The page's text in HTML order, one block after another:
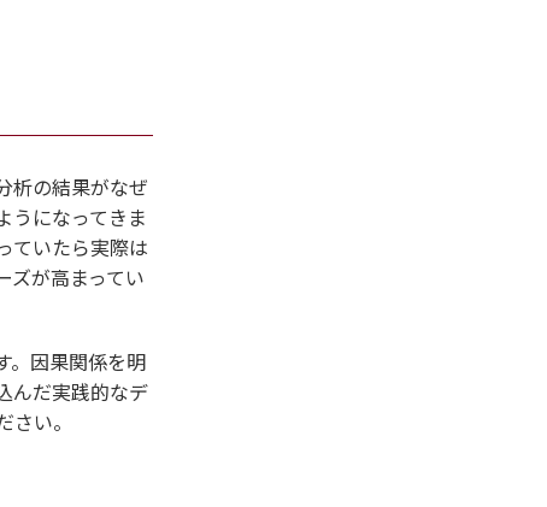
析の結果がなぜ
うになってきま
ていたら実際は
ズが高まってい
。因果関係を明
んだ実践的なデ
い。